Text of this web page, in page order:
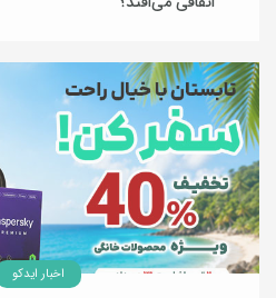
اخبار ایدکو